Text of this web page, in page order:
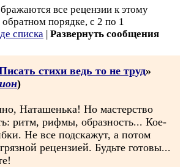
все рецензии к этому
порядке, с 2 по 1
списка | Развернуть сообщения
стихи ведь то не труд»
)
Наташенька! Но мастерство
ритм, рифмы, образность... Кое-
Не все подскажут, а потом
рецензией. Будьте готовы...